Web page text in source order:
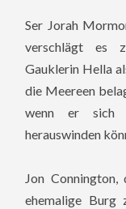
Ser Jorah
verschlägt es
Gauklerin Hella
die Meereen
wenn er sich
herauswinden
Jon
ehemalige